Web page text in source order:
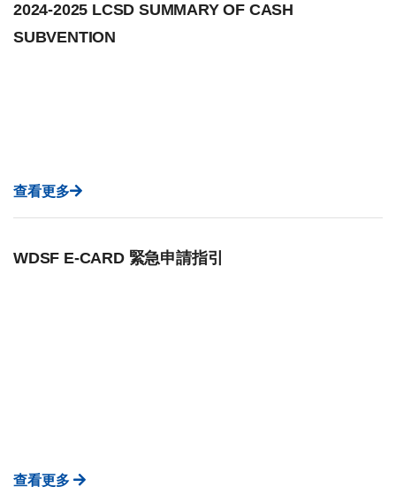
2024-2025 LCSD SUMMARY OF CASH
SUBVENTION
查看更多
WDSF E-CARD 緊急申請指引
查看更多